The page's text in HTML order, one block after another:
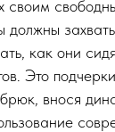
своим
должны
как они
Это
внося